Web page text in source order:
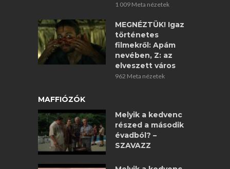
1 009 Meta nézetek
MEGNÉZTÜK! Igaz
történetes
filmekről: Apám
nevében, Z: az
elveszett város
962 Meta nézetek
MAFFIÓZÓK
Melyik a kedvenc
részed a második
évadból? –
SZAVAZZ